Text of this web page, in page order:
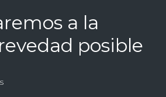
a la
posible